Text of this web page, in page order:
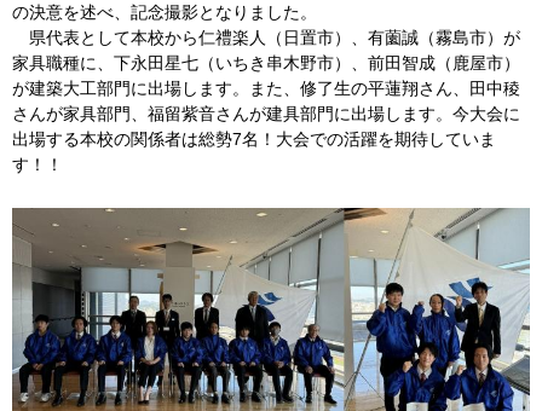
の決意を述べ、記念撮影となりました。
県代表として本校から仁禮楽人（日置市）、有薗誠（霧島市）が
家具職種に、下永田星七（いちき串木野市）、前田智成（鹿屋市）
が建築大工部門に出場します。また、修了生の平蓮翔さん、田中稜
さんが家具部門、福留紫音さんが建具部門に出場します。今大会に
出場する本校の関係者は総勢7名！大会での活躍を期待していま
す！！